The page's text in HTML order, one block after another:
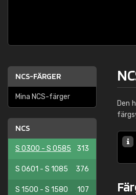
NCS-FÄRGER
Mina NCS-färger
NCS
S 0300 - S 0585 313
S 0601 - S 1085 376
S 1500 - S 1580 107
Den